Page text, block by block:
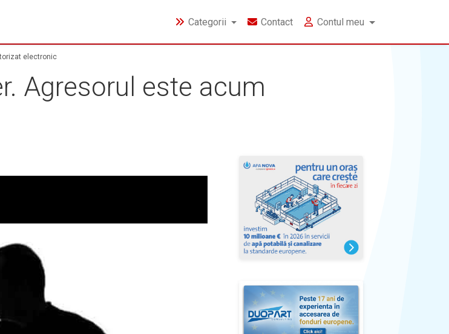
Categorii Contact Contul meu
electronic
Agresorul este acum